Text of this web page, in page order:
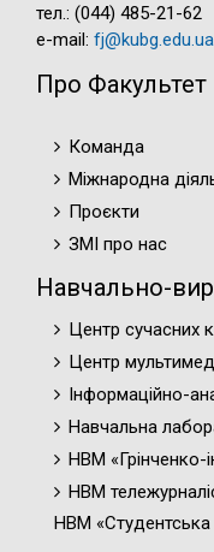
тел.: (044) 485-21-62
e-mail: fj@kubg.edu.ua
Про Факультет
Команда
Міжнародна
Проєкти
ЗМІ про нас
Навчально-
Центр сучасних
Центр
Інформаційно-
Навчальна
НВМ «Грінченко-
НВМ
НВМ